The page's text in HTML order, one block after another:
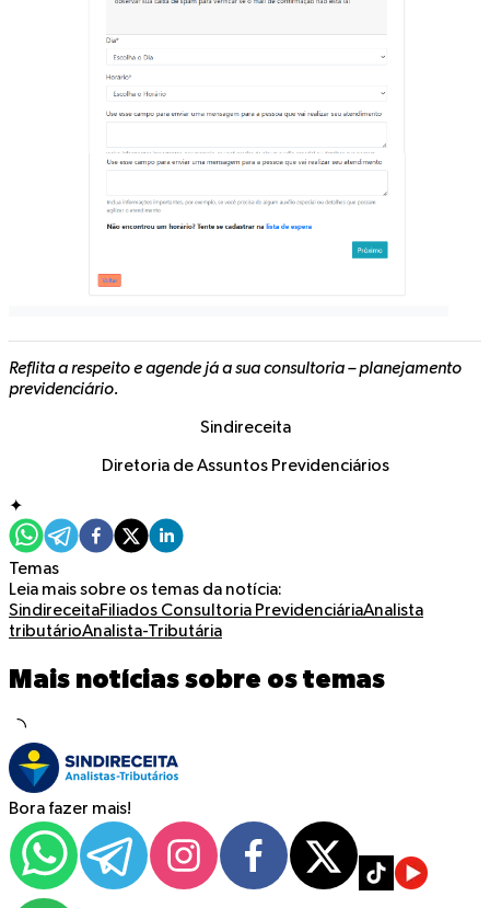
Reflita a respeito e agende já a sua consultoria – planejamento
previdenciário.
Sindireceita
Diretoria de Assuntos Previdenciários
✦
Temas
Leia mais sobre os temas da notícia:
SindireceitaFiliados Consultoria PrevidenciáriaAnalista
tributárioAnalista-Tributária
Mais notícias sobre os temas
Bora fazer mais!